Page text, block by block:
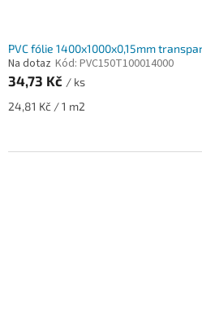
PVC fólie 1400x1000x0,15mm
Na dotaz Kód: PVC150T100014000
34,73 Kč / ks
Měrná
24,81 Kč / 1 m2